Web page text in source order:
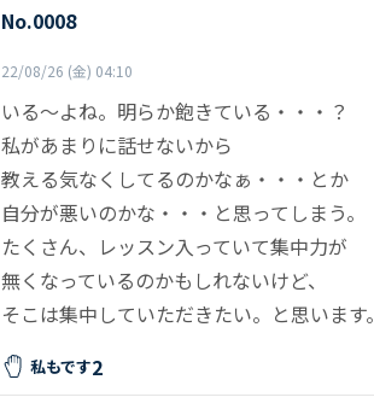
No.0008
22/08/26 (金) 04:10
いる～よね。明らか飽きている・・・？
私があまりに話せないから
教える気なくしてるのかなぁ・・・とか
自分が悪いのかな・・・と思ってしまう。
たくさん、レッスン入っていて集中力が
無くなっているのかもしれないけど、
そこは集中していただきたい。と思います。
私もです2